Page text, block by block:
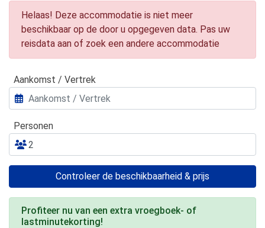
Helaas! Deze accommodatie is niet meer
beschikbaar op de door u opgegeven data. Pas uw
reisdata aan of zoek een andere accommodatie
Aankomst / Vertrek
Personen
Controleer de beschikbaarheid & prijs
Profiteer nu van een extra vroegboek- of
lastminutekorting!